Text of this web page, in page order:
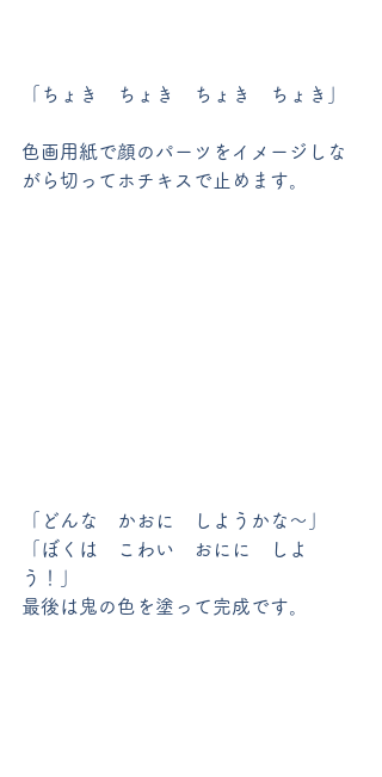
「ちょき　ちょき　ちょき　ちょき」
色画用紙で顔のパーツをイメージしな
がら切ってホチキスで止めます。
「どんな　かおに　しようかな～」
「ぼくは　こわい　おにに　しよ
う！」
最後は鬼の色を塗って完成です。